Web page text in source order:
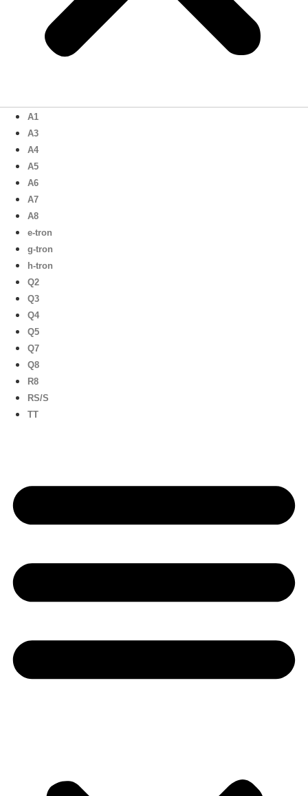
A1
A3
A4
A5
A6
A7
A8
e-tron
g-tron
h-tron
Q2
Q3
Q4
Q5
Q7
Q8
R8
RS/S
TT